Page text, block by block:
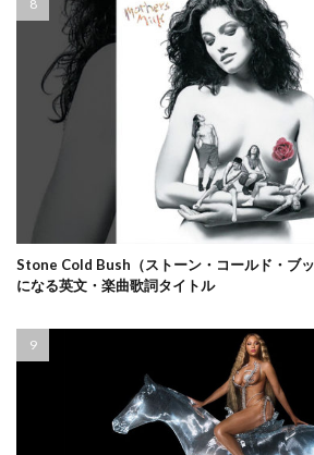
Stone Cold Bush（ストーン・コールド・ブ
になる英文・楽曲歌詞タイトル